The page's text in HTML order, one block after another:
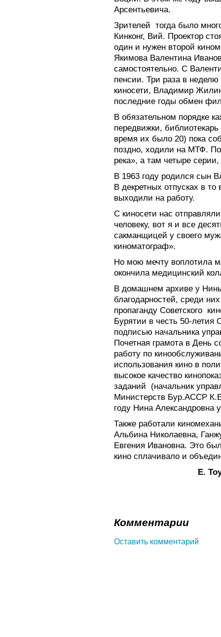
Арсентьевича.
Зрителей тогда было
Кинконг, Вий. Проектор
один и нужен второй
Якимова Валентина
самостоятельно. С
пенсии. Три раза в
киносети, Владимир
последние годы обмен
В обязательном порядке
передвижки,
время их было 20) пока
поздно, ходили на МТФ.
река», а там четыре
В 1963 году родился сын
В декретных отпусках в
выходили на работу.
С киносети нас
человеку, вот я и все
сакманщицей у своего
киноматограф».
Но мою мечту воплотила
окончила медицинский
В домашнем архиве у
благодарностей, среди
пропаганду Советского
Бурятии в честь 50-летия
подписью начальника
Почетная грамота в День
работу по
использования кино в
высокое качество
заданий (начальник
Министерств Бур.АССР
году Нина Александровна
Также работали
Альбина Николаевна,
Евгения Ивановна. Это
кино сплачивало и
Е.
Комментарии
Оставить комментарий